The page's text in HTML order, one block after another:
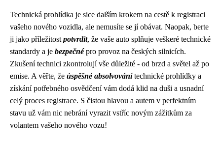
Technická prohlídka je sice dalším krokem na cestě k registraci
vašeho nového vozidla, ale nemusíte se jí obávat. Naopak, berte
ji jako příležitost potvrdit, že vaše auto splňuje veškeré technické
standardy a je bezpečnépro provoz na českých silnicích.
Zkušení technici zkontrolují vše důležité - od brzd a světel až po
emise. A věřte, že úspěšné absolvovánítechnické prohlídky a
získání potřebného osvědčení vám dodá klid na duši a usnadní
celý proces registrace. S čistou hlavou a autem v perfektním
stavu už vám nic nebrání vyrazit vstříc novým zážitkům za
volantem vašeho nového vozu!